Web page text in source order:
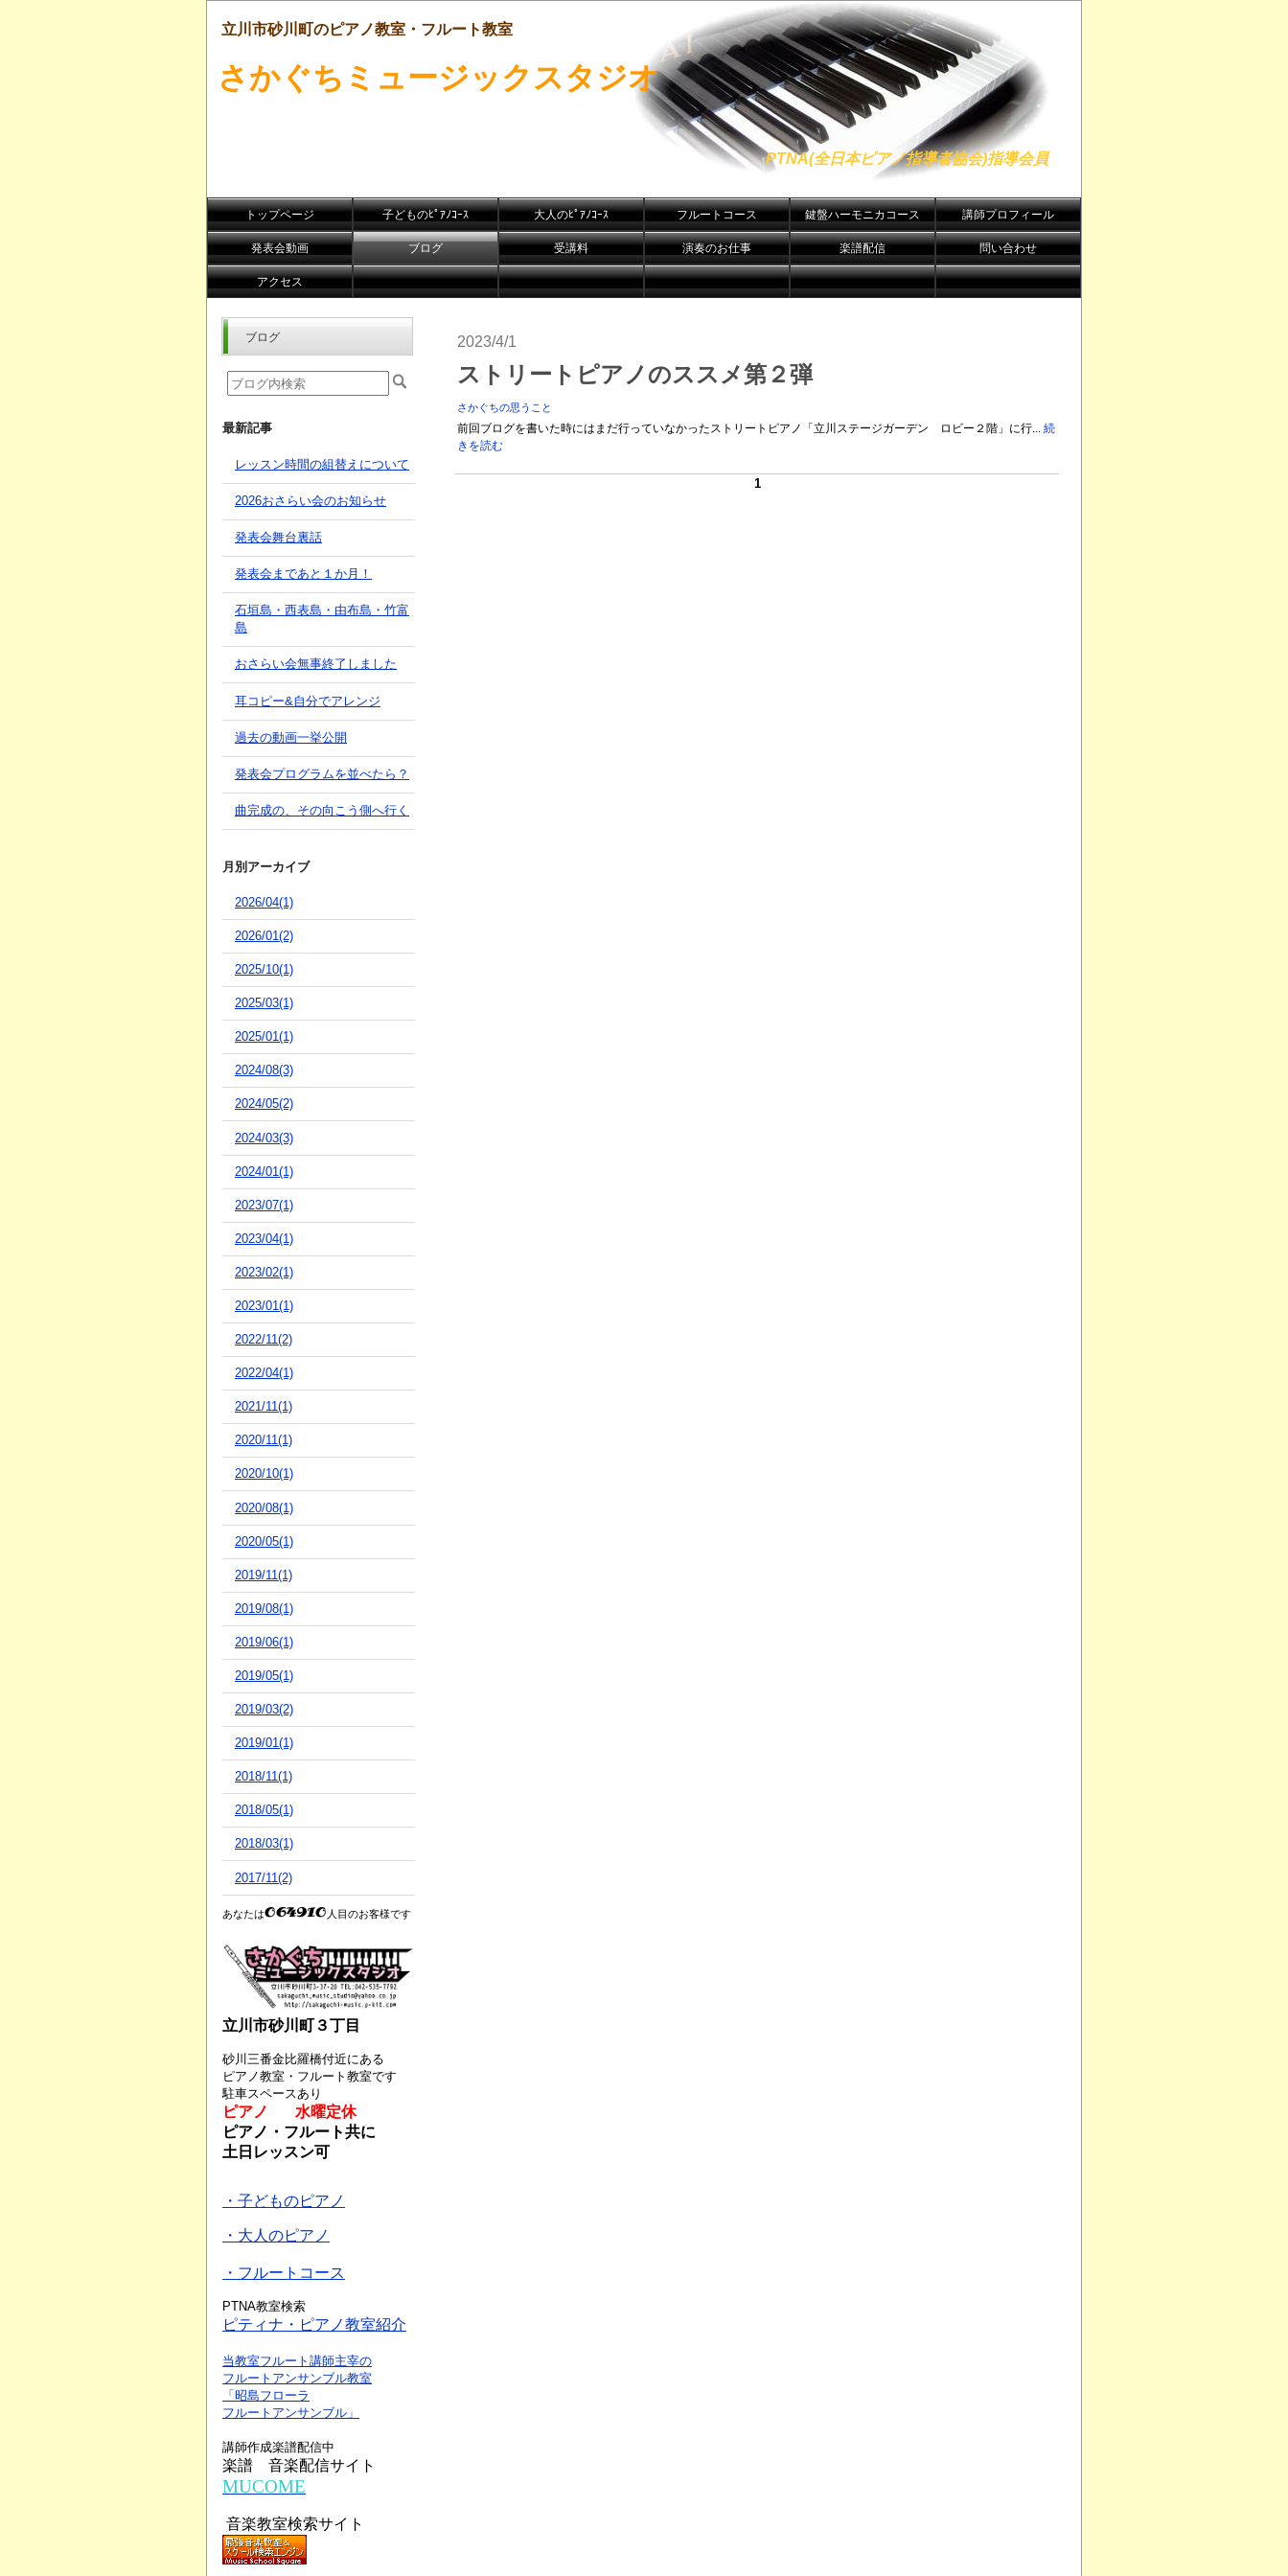
立川市砂川町のピアノ教室・フルート教室
さかぐちミュージックスタジオ
PTNA(全日本ピアノ指導者協会)指導会員
トップページ 子どものﾋﾟｱﾉｺｰｽ 大人のﾋﾟｱﾉｺｰｽ フルートコース 鍵盤ハーモニカコース 講師プロフィール
発表会動画 ブログ 受講料 演奏のお仕事 楽譜配信 問い合わせ
アクセス
2023/4/1
ストリートピアノのススメ第２弾
さかぐちの思うこと
前回ブログを書いた時にはまだ行っていなかったストリートピアノ「立川ステージガーデン ロビー２階」に行... 続
きを読む
1
ブログ
最新記事
レッスン時間の組替えについて
2026おさらい会のお知らせ
発表会舞台裏話
発表会まであと１か月！
石垣島・西表島・由布島・竹富
島
おさらい会無事終了しました
耳コピー&自分でアレンジ
過去の動画一挙公開
発表会プログラムを並べたら？
曲完成の、その向こう側へ行く
月別アーカイブ
2026/04(1)
2026/01(2)
2025/10(1)
2025/03(1)
2025/01(1)
2024/08(3)
2024/05(2)
2024/03(3)
2024/01(1)
2023/07(1)
2023/04(1)
2023/02(1)
2023/01(1)
2022/11(2)
2022/04(1)
2021/11(1)
2020/11(1)
2020/10(1)
2020/08(1)
2020/05(1)
2019/11(1)
2019/08(1)
2019/06(1)
2019/05(1)
2019/03(2)
2019/01(1)
2018/11(1)
2018/05(1)
2018/03(1)
2017/11(2)
あなたは 人目のお客様です
立川市砂川町３丁目
砂川三番金比羅橋付近にある
ピアノ教室・フルート教室です
駐車スペースあり
ピアノ 水曜定休
ピアノ・フルート共に
土日レッスン可
・子どものピアノ
・大人のピアノ
・フルートコース
PTNA教室検索
ピティナ・ピアノ教室紹介
当教室フルート講師主宰の
フルートアンサンブル教室
「昭島フローラ
フルートアンサンブル」
講師作成楽譜配信中
楽譜 音楽配信サイト
MUCOME
音楽教室検索サイト